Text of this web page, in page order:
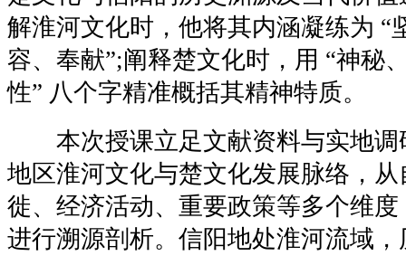
解淮河文化时，他将其内涵凝练为 “
容、奉献”;阐释楚文化时，用 “神秘
性” 八个字精准概括其精神特质。
本次授课立足文献资料与实地调
地区淮河文化与楚文化发展脉络，
徙、经济活动、重要政策等多个维
进行溯源剖析。信阳地处淮河流域